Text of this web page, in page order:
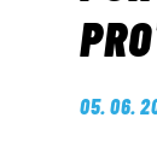
05. 06.